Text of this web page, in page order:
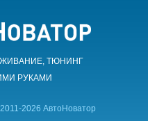
ТЮНИНГ
РУКАМИ
2026 АвтоНоватор